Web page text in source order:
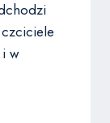
w